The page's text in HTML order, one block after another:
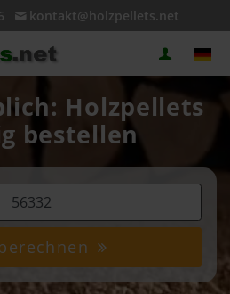
kontakt@holzpellets.net
Holzpellets
bestellen